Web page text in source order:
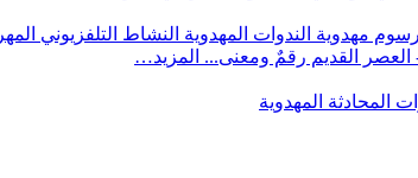
رسوم مهدوية الندوات المهدوية النشاط التلفزيوني
العصر القديم رقمٌ ومعنى... المزيد…
المحادثة المهدوية